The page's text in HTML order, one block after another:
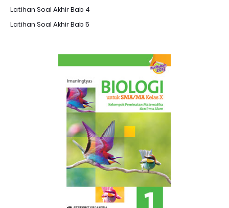
Latihan Soal Akhir Bab 4
Latihan Soal Akhir Bab 5